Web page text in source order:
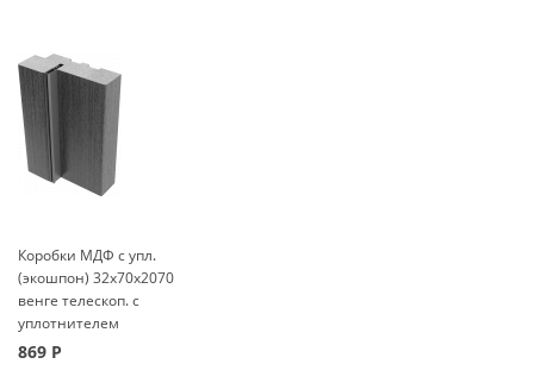
Коробки МДФ с упл.
(экошпон) 32x70x2070
венге телескоп. с
уплотнителем
869 Р